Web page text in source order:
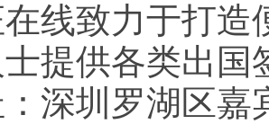
线致力于打造
提供各类出国
深圳罗湖区